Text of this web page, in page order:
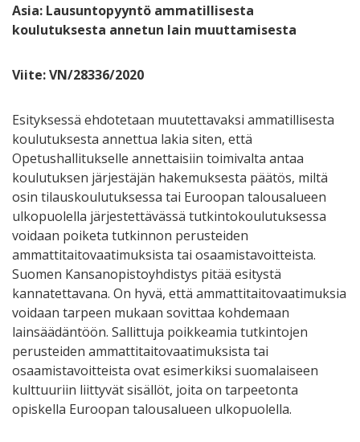
Asia: Lausuntopyyntö ammatillisesta
koulutuksesta annetun lain muuttamisesta
Viite: VN/28336/2020
Esityksessä ehdotetaan muutettavaksi ammatillisesta
koulutuksesta annettua lakia siten, että
Opetushallitukselle annettaisiin toimivalta antaa
koulutuksen järjestäjän hakemuksesta päätös, miltä
osin tilauskoulutuksessa tai Euroopan talousalueen
ulkopuolella järjestettävässä tutkintokoulutuksessa
voidaan poiketa tutkinnon perusteiden
ammattitaitovaatimuksista tai osaamistavoitteista.
Suomen Kansanopistoyhdistys pitää esitystä
kannatettavana. On hyvä, että ammattitaitovaatimuksia
voidaan tarpeen mukaan sovittaa kohdemaan
lainsäädäntöön. Sallittuja poikkeamia tutkintojen
perusteiden ammattitaitovaatimuksista tai
osaamistavoitteista ovat esimerkiksi suomalaiseen
kulttuuriin liittyvät sisällöt, joita on tarpeetonta
opiskella Euroopan talousalueen ulkopuolella.